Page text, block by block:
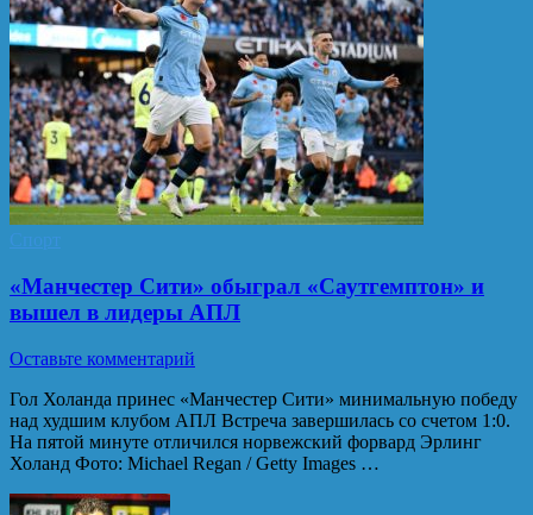
Спорт
«Манчестер Сити» обыграл «Саутгемптон» и
вышел в лидеры АПЛ
Оставьте комментарий
Гол Холанда принес «Манчестер Сити» минимальную победу
над худшим клубом АПЛ Встреча завершилась со счетом 1:0.
На пятой минуте отличился норвежский форвард Эрлинг
Холанд Фото: Michael Regan / Getty Images …